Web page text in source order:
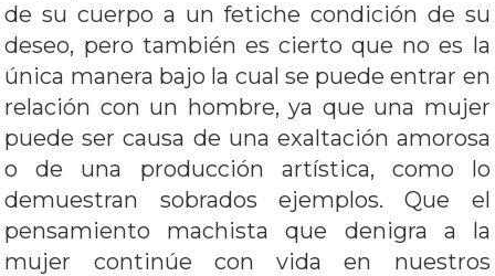
de su cuerpo a un fetiche condición de su
deseo, pero también es cierto que no es la
única manera bajo la cual se puede entrar en
relación con un hombre, ya que una mujer
puede ser causa de una exaltación amorosa
o de una producción artística, como lo
demuestran sobrados ejemplos. Que el
pensamiento machista que denigra a la
mujer continúe con vida en nuestros